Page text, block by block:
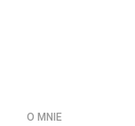
O MNIE